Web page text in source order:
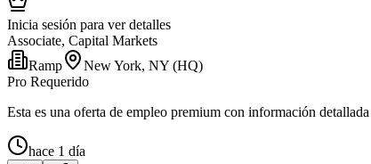
Inicia sesión para ver detalles
Associate, Capital Markets
Ramp
New York, NY (HQ)
Pro Requerido
Esta es una oferta de empleo premium con información
hace 1 día